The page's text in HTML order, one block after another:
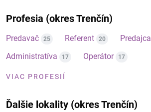
Profesia (okres Trenčín)
Predavač 25 Referent 20 Predajca
Administratíva 17 Operátor 17
VIAC PROFESIÍ
Ďalšie lokality (okres Trenčín)